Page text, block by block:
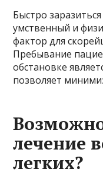
Быстро
умственный и
фактор для
Пребывание
обстановке
позволяет
лечение
легких?